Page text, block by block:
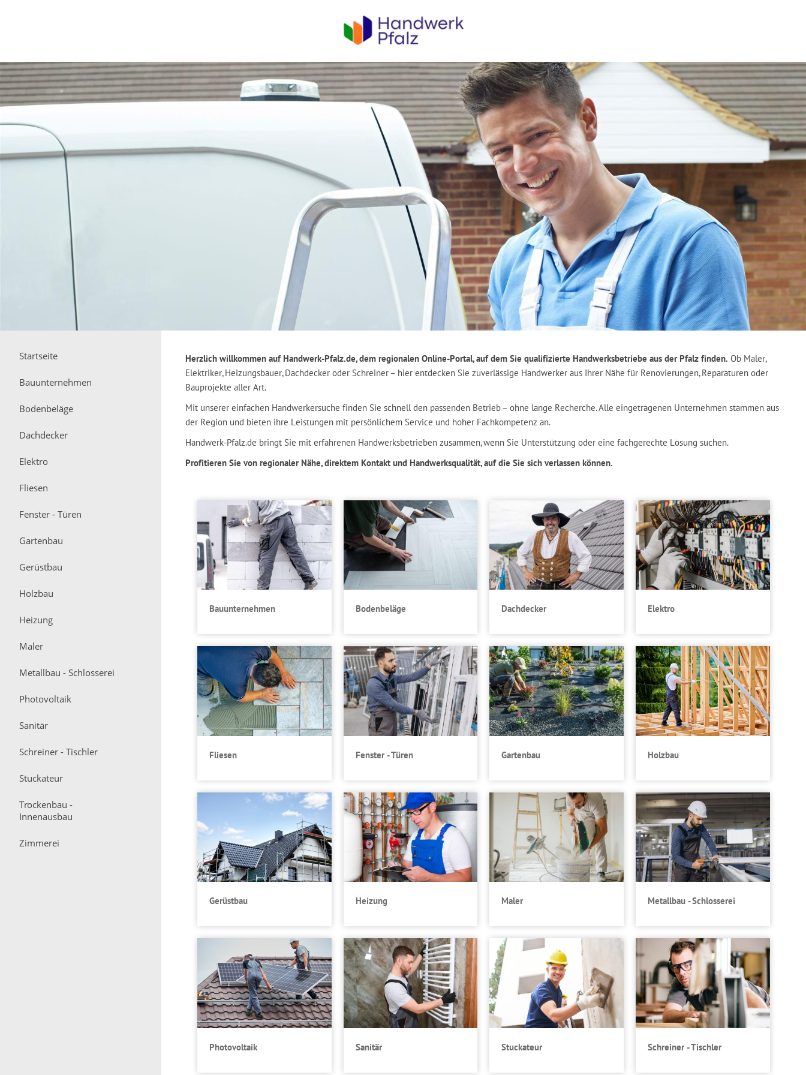
Startseite
Bauunternehmen
Bodenbeläge
Dachdecker
Elektro
Fliesen
Fenster - Türen
Gartenbau
Gerüstbau
Holzbau
Heizung
Maler
Metallbau - Schlosserei
Photovoltaik
Sanitär
Schreiner - Tischler
Stuckateur
Trockenbau -
Innenausbau
Zimmerei
Herzlich willkommen auf Handwerk-Pfalz.de, dem regionalen Online-Portal, auf dem Sie qualifizierte Handwerksbetriebe aus der Pfalz finden. Ob Maler,
Elektriker, Heizungsbauer, Dachdecker oder Schreiner – hier entdecken Sie zuverlässige Handwerker aus Ihrer Nähe für Renovierungen, Reparaturen oder
Bauprojekte aller Art.
Mit unserer einfachen Handwerkersuche finden Sie schnell den passenden Betrieb – ohne lange Recherche. Alle eingetragenen Unternehmen stammen aus
der Region und bieten ihre Leistungen mit persönlichem Service und hoher Fachkompetenz an.
Handwerk-Pfalz.de bringt Sie mit erfahrenen Handwerksbetrieben zusammen, wenn Sie Unterstützung oder eine fachgerechte Lösung suchen.
Profitieren Sie von regionaler Nähe, direktem Kontakt und Handwerksqualität, auf die Sie sich verlassen können.
Bauunternehmen
Fliesen
Gerüstbau
Photovoltaik
Bodenbeläge
Fenster - Türen
Heizung
Sanitär
Dachdecker
Gartenbau
Maler
Stuckateur
Elektro
Holzbau
Metallbau - Schlosserei
Schreiner - Tischler